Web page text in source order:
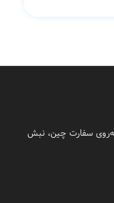
سفارت چین، نبش